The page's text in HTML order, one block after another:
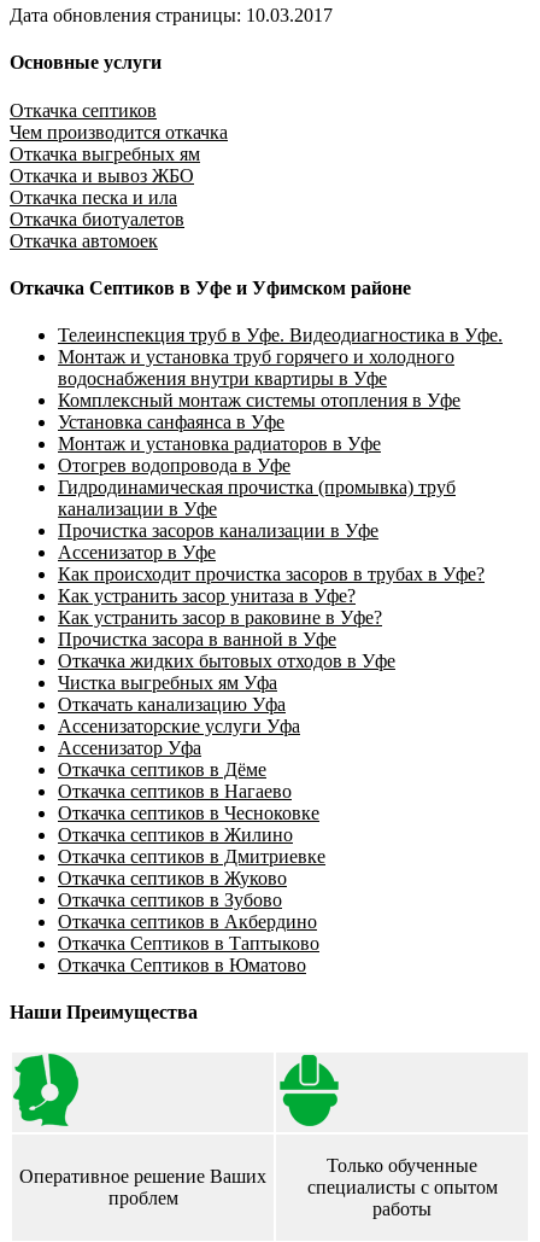
Дата обновления страницы: 10.03.2017
Основные услуги
Откачка септиков
Чем производится откачка
Откачка выгребных ям
Откачка и вывоз ЖБО
Откачка песка и ила
Откачка биотуалетов
Откачка автомоек
Откачка Септиков в Уфе и Уфимском районе
Телеинспекция труб в Уфе. Видеодиагностика в Уфе.
Монтаж и установка труб горячего и холодного
водоснабжения внутри квартиры в Уфе
Комплексный монтаж системы отопления в Уфе
Установка санфаянса в Уфе
Монтаж и установка радиаторов в Уфе
Отогрев водопровода в Уфе
Гидродинамическая прочистка (промывка) труб
канализации в Уфе
Прочистка засоров канализации в Уфе
Ассенизатор в Уфе
Как происходит прочистка засоров в трубах в Уфе?
Как устранить засор унитаза в Уфе?
Как устранить засор в раковине в Уфе?
Прочистка засора в ванной в Уфе
Откачка жидких бытовых отходов в Уфе
Чистка выгребных ям Уфа
Откачать канализацию Уфа
Ассенизаторские услуги Уфа
Ассенизатор Уфа
Откачка септиков в Дёме
Откачка септиков в Нагаево
Откачка септиков в Чесноковке
Откачка септиков в Жилино
Откачка септиков в Дмитриевке
Откачка септиков в Жуково
Откачка септиков в Зубово
Откачка септиков в Акбердино
Откачка Септиков в Таптыково
Откачка Септиков в Юматово
Наши Преимущества
Оперативное решение Ваших
проблем
Только обученные
специалисты с опытом
работы